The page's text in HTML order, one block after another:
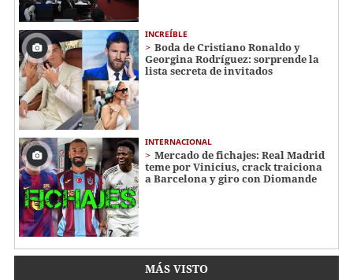
INCREÍBLE
Boda de Cristiano Ronaldo y
Georgina Rodríguez: sorprende la
lista secreta de invitados
INTERNACIONAL
Mercado de fichajes: Real Madrid
teme por Vinicius, crack traiciona
a Barcelona y giro con Diomande
MÁS VISTO